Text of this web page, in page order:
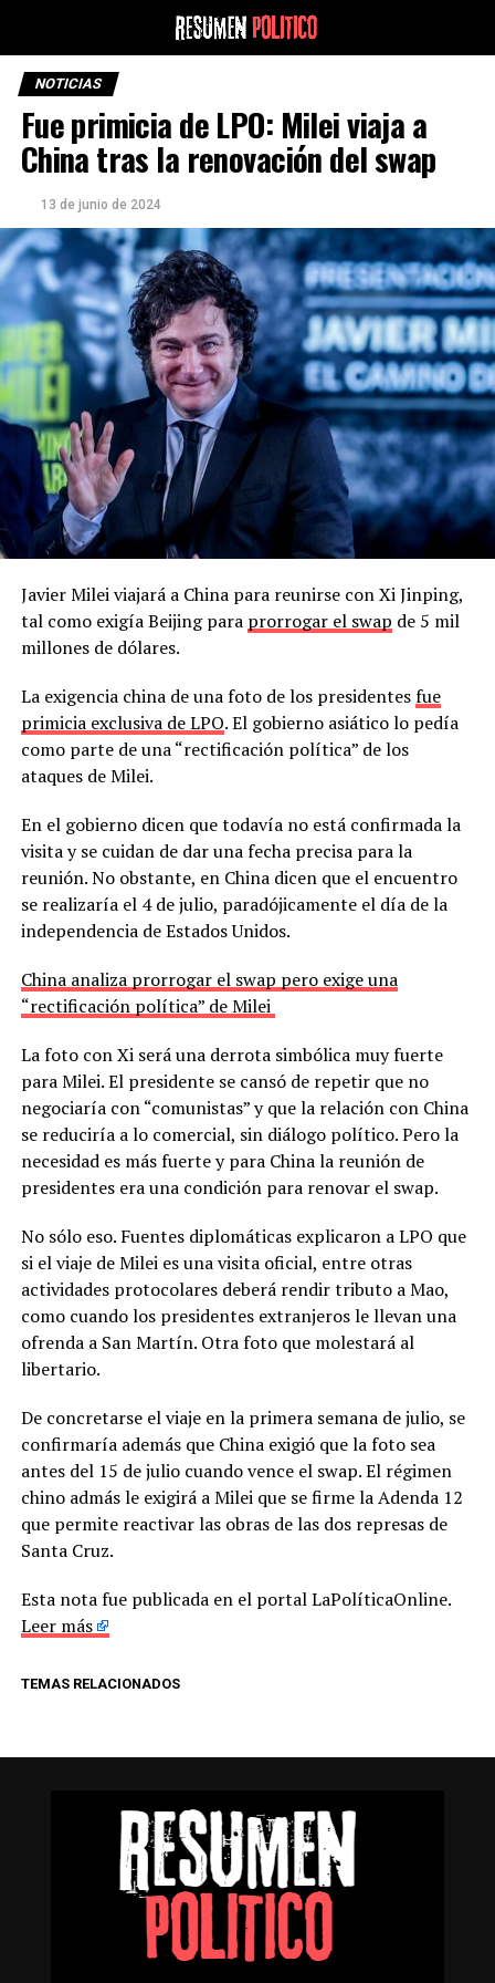
NOTICIAS
Fue primicia de LPO: Milei viaja a
China tras la renovación del swap
13 de junio de 2024
Javier Milei viajará a China para reunirse con Xi Jinping,
tal como exigía Beijing para prorrogar el swap de 5 mil
millones de dólares.
La exigencia china de una foto de los presidentesfue
primicia exclusiva de LPO. El gobierno asiático lo pedía
como parte de una “rectificación política” de los
ataques de Milei.
En el gobierno dicen que todavía no está confirmada la
visita y se cuidan de dar una fecha precisa para la
reunión. No obstante, en China dicen que el encuentro
se realizaría el 4 de julio, paradójicamente el día de la
independencia de Estados Unidos.
China analiza prorrogar el swap pero exige una
“rectificación política” de Milei
La foto con Xi será una derrota simbólica muy fuerte
para Milei. El presidente se cansó de repetir que no
negociaría con “comunistas” y que la relación con China
se reduciría a lo comercial, sin diálogo político. Pero la
necesidad es más fuerte y para China la reunión de
presidentes era una condición para renovar el swap.
No sólo eso. Fuentes diplomáticas explicaron a LPO que
si el viaje de Milei es una visita oficial, entre otras
actividades protocolares deberá rendir tributo a Mao,
como cuando los presidentes extranjeros le llevan una
ofrenda a San Martín. Otra foto que molestará al
libertario.
De concretarse el viaje en la primera semana de julio, se
confirmaría además que China exigió que la foto sea
antes del 15 de julio cuando vence el swap. El régimen
chino admás le exigirá a Milei que se firme la Adenda 12
que permite reactivar las obras de las dos represas de
Santa Cruz.
Esta nota fue publicada en el portal LaPolíticaOnline.
Leer más
TEMAS RELACIONADOS